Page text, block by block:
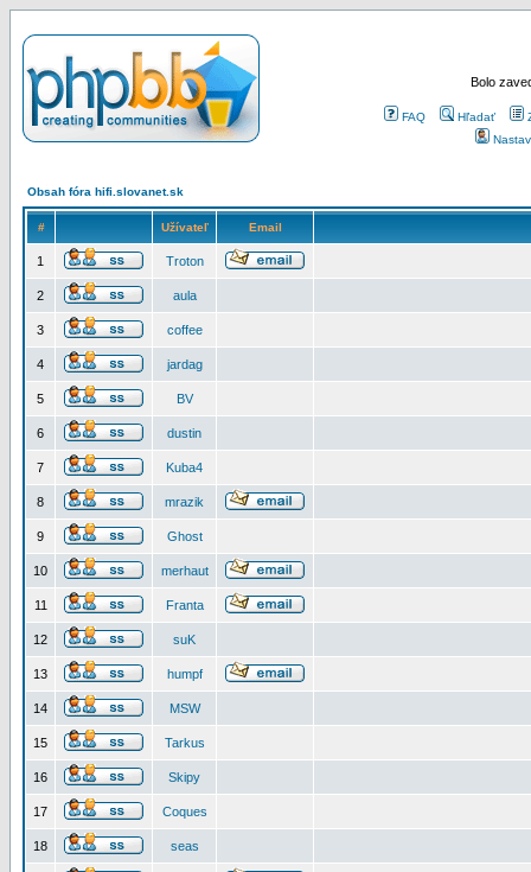
Bolo
FAQ Hľadať
Obsah fóra hifi.slovanet.sk
# Užívateľ Email
1 Troton
2 aula
3 coffee
4 jardag
5 BV
6 dustin
7 Kuba4
8 mrazik
9 Ghost
10 merhaut
11 Franta
12 suK
13 humpf
14 MSW
15 Tarkus
16 Skipy
17 Coques
18 seas